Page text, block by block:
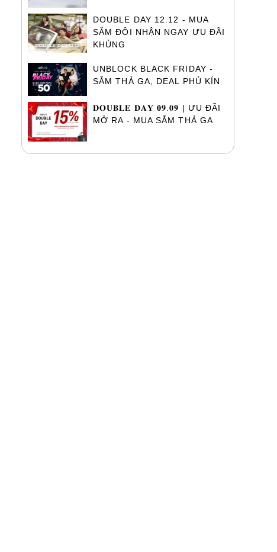
DOUBLE DAY 12.12 - MUA
SẮM ĐÔI NHẬN NGAY ƯU ĐÃI
KHỦNG
UNBLOCK BLACK FRIDAY -
SẮM THẢ GA, DEAL PHỦ KÍN
𝐃𝐎𝐔𝐁𝐋𝐄 𝐃𝐀𝐘 𝟎𝟗.𝟎𝟗 | ƯU ĐÃI
MỞ RA - MUA SẮM THẢ GA